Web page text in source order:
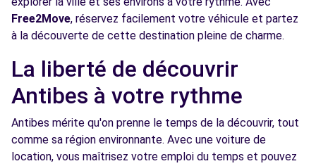
AVENUE DU CAMPON
LE CANNET, 06110
Voir l'agence
AVENUE DU CAMPON
LE CANNET, 06110
Free2Move, réservez facilement votre véhicule et partez
à la découverte de cette destination pleine de charme.
La liberté de découvrir
Antibes à votre rythme
Antibes mérite qu'on prenne le temps de la découvrir, tout
comme sa région environnante. Avec une voiture de
location, vous maîtrisez votre emploi du temps et pouvez